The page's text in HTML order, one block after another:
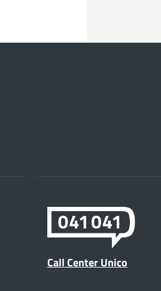
Call Center Unico